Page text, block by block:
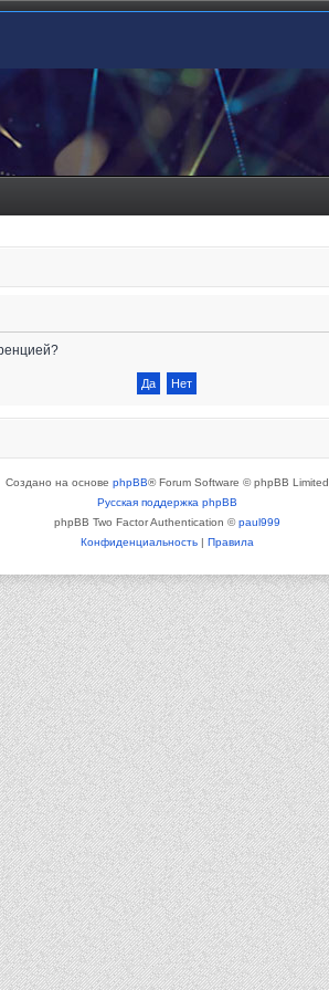
Создано на основе phpBB® Forum Software © phpBB Limited
Русская поддержка phpBB
phpBB Two Factor Authentication ©paul999
Конфиденциальность| Правила